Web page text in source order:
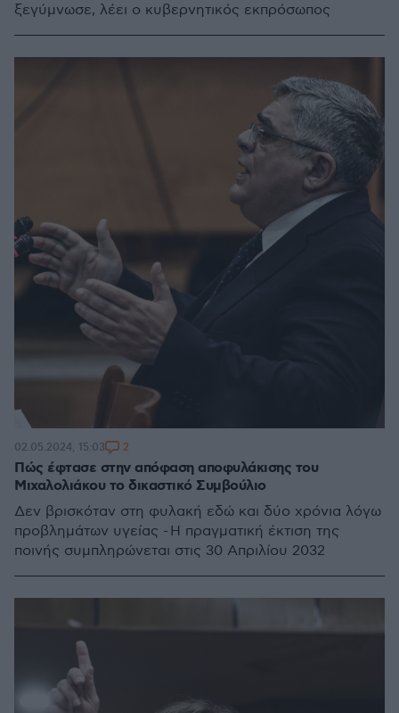
ξεγύμνωσε, λέει ο κυβερνητικός εκπρόσωπος
Πώς έφτασε στην απόφαση αποφυλάκισης του
Μιχαλολιάκου το δικαστικό Συμβούλιο
Δεν βρισκόταν στη φυλακή εδώ και δύο χρόνια λόγω
προβλημάτων υγείας - Η πραγματική έκτιση της
ποινής συμπληρώνεται στις 30 Απριλίου 2032
02.05.2024, 15:03 2